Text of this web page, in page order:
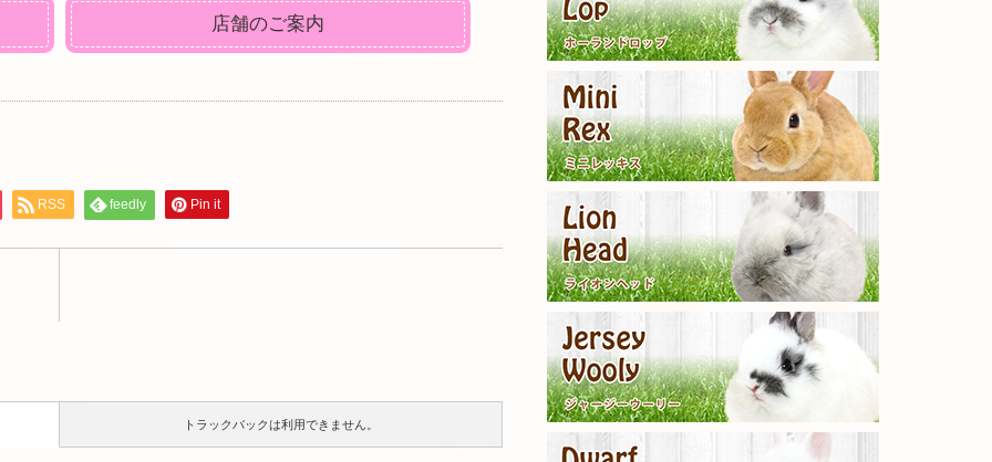
店舗のご案内
RSS feedly Pin it
トラックバックは利用できません。